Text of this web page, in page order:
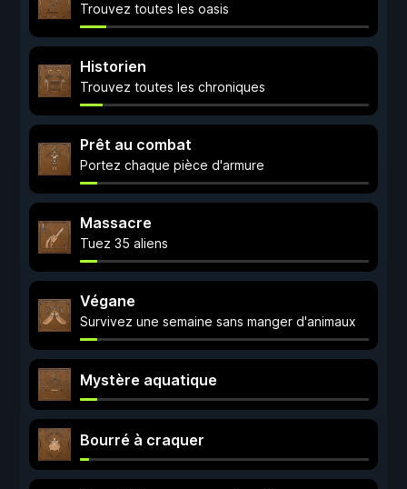
Trouvez toutes les oasis
Historien
Trouvez toutes les chroniques
Prêt au combat
Portez chaque pièce d'armure
Massacre
Tuez 35 aliens
Végane
Survivez une semaine sans manger d'animaux
Mystère aquatique
Bourré à craquer